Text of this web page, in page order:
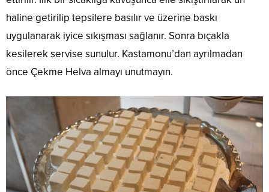
haline getirilip tepsilere basılır ve üzerine baskı
uygulanarak iyice sıkışması sağlanır. Sonra bıçakla
kesilerek servise sunulur. Kastamonu’dan ayrılmadan
önce Çekme Helva almayı unutmayın.